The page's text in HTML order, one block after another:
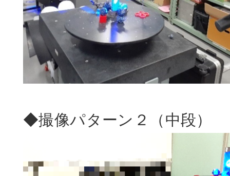
◆撮像パターン２（中段）